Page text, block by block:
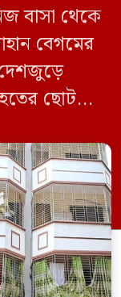
বাসা থেকে
বেগমের
ছোট
রহমান।
তথ্যকে
(৩ জুন)
এই […]